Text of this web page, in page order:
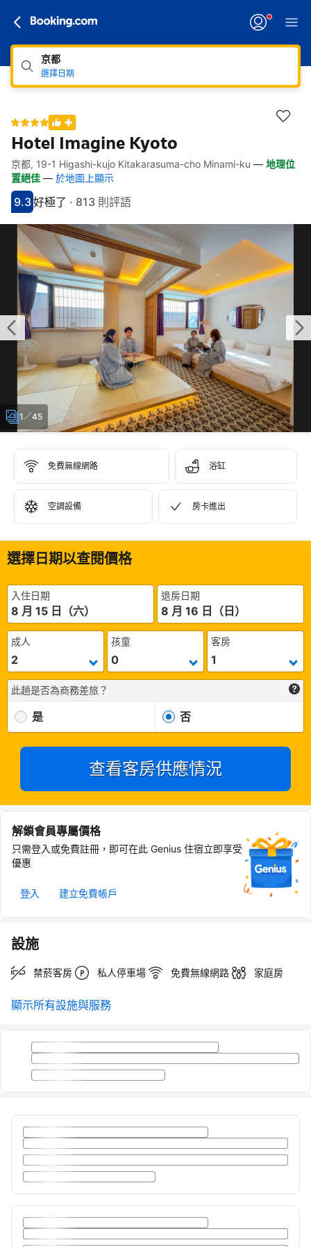
京都
選擇日期
Hotel Imagine Kyoto
快速連結
跳至住宿介紹
跳至熱門設施
跳至客房類型
跳至訂房政策
京都, 19-1 Higashi-kujo Kitakarasuma-cho Minami-ku — 地理位
置絕佳 — 於地圖上顯示
分數9.3分
9.3
評比好極了
好極了 · 813 則評語
1／45
免費無線網路 浴缸
空調設備 房卡進出
選擇日期以查閱價格
入住日期
8 月 15 日（六）
退房日期
8 月 16 日（日）
成人 孩童 客房
此趟是否為商務差旅？
是 否
查看客房供應情況
解鎖會員專屬價格
只需登入或免費註冊，即可在此 Genius 住宿立即享受
優惠
登入 建立免費帳戶
設施
禁菸客房 私人停車場 免費無線網路 家庭房
顯示所有設施與服務